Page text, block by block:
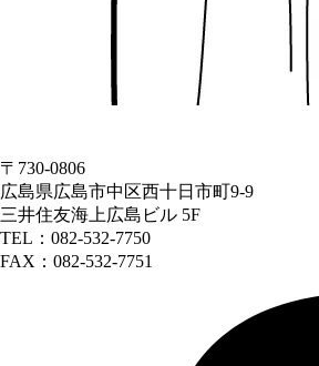
〒730-0806
広島県広島市中区西十日市町9-9
三井住友海上広島ビル 5F
TEL：082-532-7750
FAX：082-532-7751